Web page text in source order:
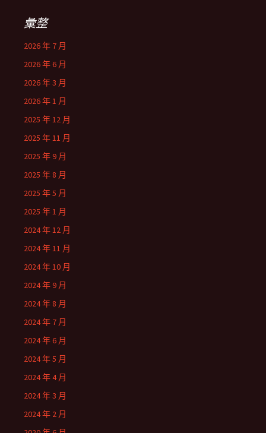
彙整
2026 年 7 月
2026 年 6 月
2026 年 3 月
2026 年 1 月
2025 年 12 月
2025 年 11 月
2025 年 9 月
2025 年 8 月
2025 年 5 月
2025 年 1 月
2024 年 12 月
2024 年 11 月
2024 年 10 月
2024 年 9 月
2024 年 8 月
2024 年 7 月
2024 年 6 月
2024 年 5 月
2024 年 4 月
2024 年 3 月
2024 年 2 月